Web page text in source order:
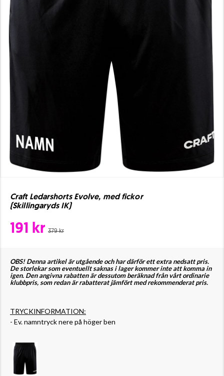
Craft Ledarshorts Evolve, med fickor
(Skillingaryds IK)
191 kr 379 kr
OBS! Denna artikel är utgående och har därför ett extra nedsatt pris.
De storlekar som eventuellt saknas i lager kommer inte att komma in
igen. Den angivna rabatten är dessutom beräknad från vårt ordinarie
klubbpris, som redan är rabatterat jämfört med rekommenderat pris.
TRYCKINFORMATION:
- Ev. namntryck nere på höger ben